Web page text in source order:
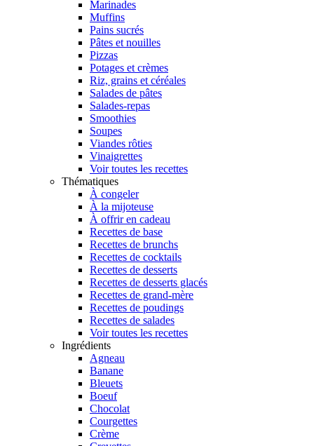
Marinades
Muffins
Pains sucrés
Pâtes et nouilles
Pizzas
Potages et crèmes
Riz, grains et céréales
Salades de pâtes
Salades-repas
Smoothies
Soupes
Viandes rôties
Vinaigrettes
Voir toutes les recettes
Thématiques
À congeler
À la mijoteuse
À offrir en cadeau
Recettes de base
Recettes de brunchs
Recettes de cocktails
Recettes de desserts
Recettes de desserts glacés
Recettes de grand-mère
Recettes de poudings
Recettes de salades
Voir toutes les recettes
Ingrédients
Agneau
Banane
Bleuets
Boeuf
Chocolat
Courgettes
Crème